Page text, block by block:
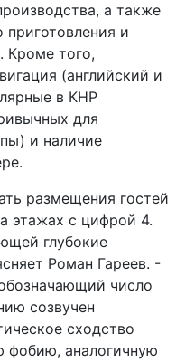
а также
и
Кроме того,
(английский и
в КНР
для
и наличие
размещения гостей
этажах с цифрой 4.
глубокие
Роман Гареев. -
число
созвучен
сходство
фобию, аналогичную